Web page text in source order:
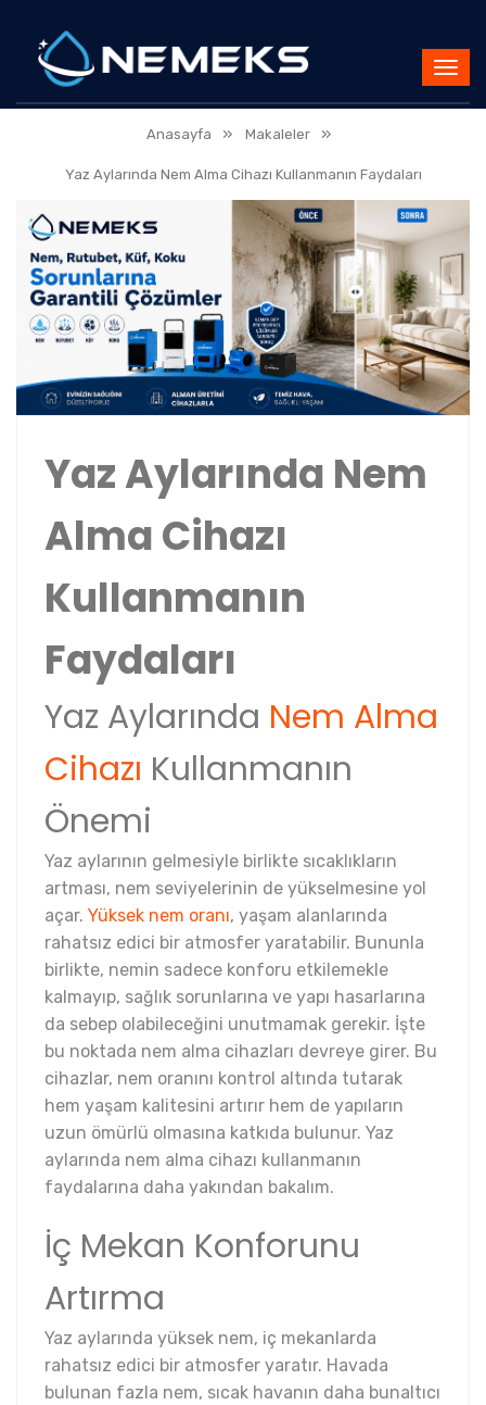
Anasayfa » Makaleler »
Yaz Aylarında Nem Alma Cihazı Kullanmanın Faydaları
Yaz Aylarında Nem
Alma Cihazı
Kullanmanın
Faydaları
Yaz Aylarında Nem Alma
Cihazı Kullanmanın
Önemi
Yaz aylarının gelmesiyle birlikte sıcaklıkların
artması, nem seviyelerinin de yükselmesine yol
açar. Yüksek nem oranı, yaşam alanlarında
rahatsız edici bir atmosfer yaratabilir. Bununla
birlikte, nemin sadece konforu etkilemekle
kalmayıp, sağlık sorunlarına ve yapı hasarlarına
da sebep olabileceğini unutmamak gerekir. İşte
bu noktada nem alma cihazları devreye girer. Bu
cihazlar, nem oranını kontrol altında tutarak
hem yaşam kalitesini artırır hem de yapıların
uzun ömürlü olmasına katkıda bulunur. Yaz
aylarında nem alma cihazı kullanmanın
faydalarına daha yakından bakalım.
İç Mekan Konforunu
Artırma
Yaz aylarında yüksek nem, iç mekanlarda
rahatsız edici bir atmosfer yaratır. Havada
bulunan fazla nem, sıcak havanın daha bunaltıcı